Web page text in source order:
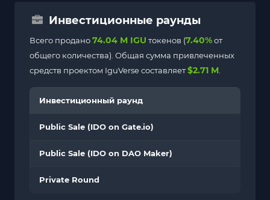
Инвестиционные раунды
Всего продано74.04 M IGU токенов (7.40%от
общего количества). Общая сумма привлеченных
средств проектом IguVerse составляет$2.71 M
Инвестиционный раунд
Public Sale (IDO on Gate.io)
Public Sale (IDO on DAO Maker)
Private Round